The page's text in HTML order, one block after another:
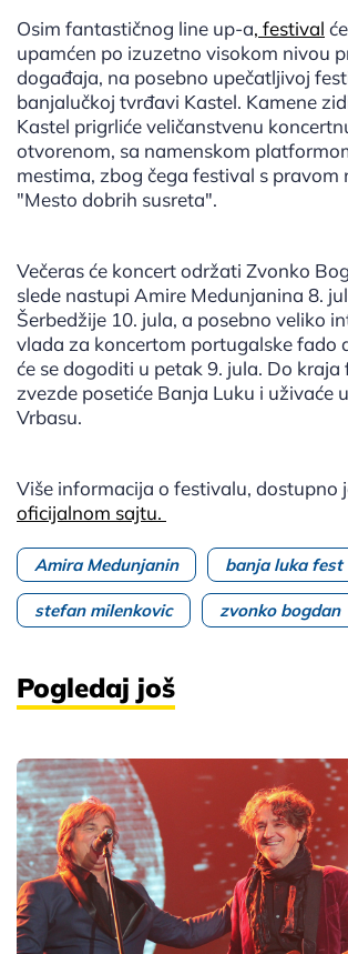
Osim fantastičnog line up-a, festival
upamćen po izuzetno visokom nivou
događaja, na posebno upečatljivoj
banjalučkoj tvrđavi Kastel. Kamene
Kastel prigrliće veličanstvenu
otvorenom, sa namenskom
mestima, zbog čega festival s pravom
"Mesto dobrih susreta".
Večeras će koncert održati Zvonko
slede nastupi Amire Medunjanina 8.
Šerbedžije 10. jula, a posebno veliko
vlada za koncertom portugalske fado
će se dogoditi u petak 9. jula. Do
zvezde posetiće Banja Luku i uživaće
Vrbasu.
Više informacija o festivalu, dostupno
oficijalnom sajtu.
Amira Medunjanin banja luka fest
stefan milenkovic zvonko bogdan
Pogledaj još